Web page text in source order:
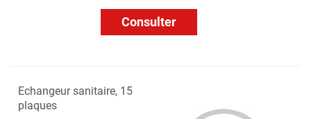
Consulter
Echangeur sanitaire, 15
plaques